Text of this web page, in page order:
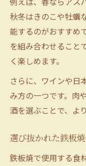
秋冬はきのこや牡蠣
能するのがおすすめ
を組み合わせること
く楽しめます。
さらに、ワインや日
み方の一つです。肉
酒を選ぶことで、よ
選び抜かれた鉄板
鉄板焼で使用する食